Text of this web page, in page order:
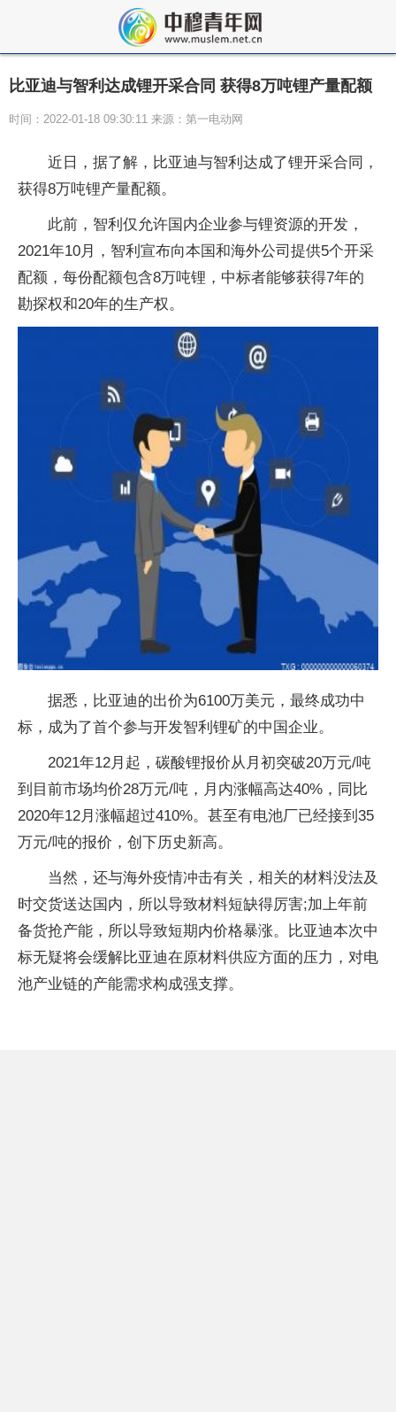
比亚迪与智利达成锂开采合同 获得8万吨锂产量配额
时间：2022-01-18 09:30:11 来源：第一电动网
近日，据了解，比亚迪与智利达成了锂开采合同，
获得8万吨锂产量配额。
此前，智利仅允许国内企业参与锂资源的开发，
2021年10月，智利宣布向本国和海外公司提供5个开采
配额，每份配额包含8万吨锂，中标者能够获得7年的
勘探权和20年的生产权。
据悉，比亚迪的出价为6100万美元，最终成功中
标，成为了首个参与开发智利锂矿的中国企业。
2021年12月起，碳酸锂报价从月初突破20万元/吨
到目前市场均价28万元/吨，月内涨幅高达40%，同比
2020年12月涨幅超过410%。甚至有电池厂已经接到35
万元/吨的报价，创下历史新高。
当然，还与海外疫情冲击有关，相关的材料没法及
时交货送达国内，所以导致材料短缺得厉害;加上年前
备货抢产能，所以导致短期内价格暴涨。比亚迪本次中
标无疑将会缓解比亚迪在原材料供应方面的压力，对电
池产业链的产能需求构成强支撑。